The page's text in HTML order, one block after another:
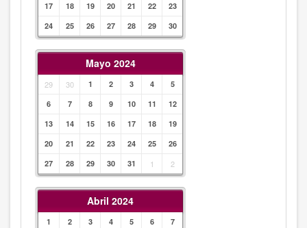
17
18 19 20 21 22
23
24
25 26 27 28 29 30
Mayo 2024
29 30 1 2 3 4
5
6
7 8 9 10 11
12
13
14 15 16 17 18
19
20
21 22 23 24 25
26
27
28 29 30 31 1 2
Abril 2024
1 2 3 4 5 6
7